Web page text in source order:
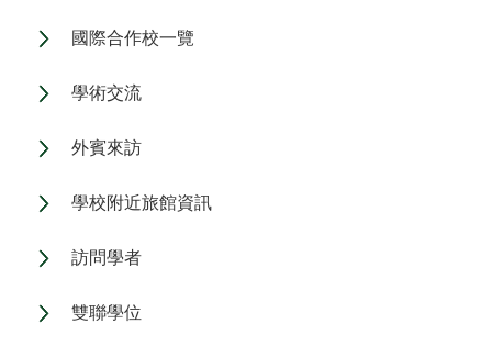
國際合作校一覽
學術交流
外賓來訪
學校附近旅館資訊
訪問學者
雙聯學位